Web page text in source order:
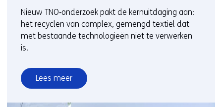
Nieuw TNO‑onderzoek pakt de kernuitdaging aan:
het recyclen van complex, gemengd textiel dat
met bestaande technologieën niet te verwerken
is.
Lees meer
over
Textielafval